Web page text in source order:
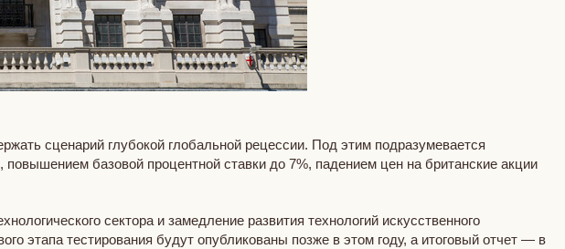
сценарий глубокой глобальной рецессии. Под этим подразумевается
базовой процентной ставки до 7%, падением цен на британские акции
сектора и замедление развития технологий искусственного
этапа тестирования будут опубликованы позже в этом году, а итоговый отчет — в